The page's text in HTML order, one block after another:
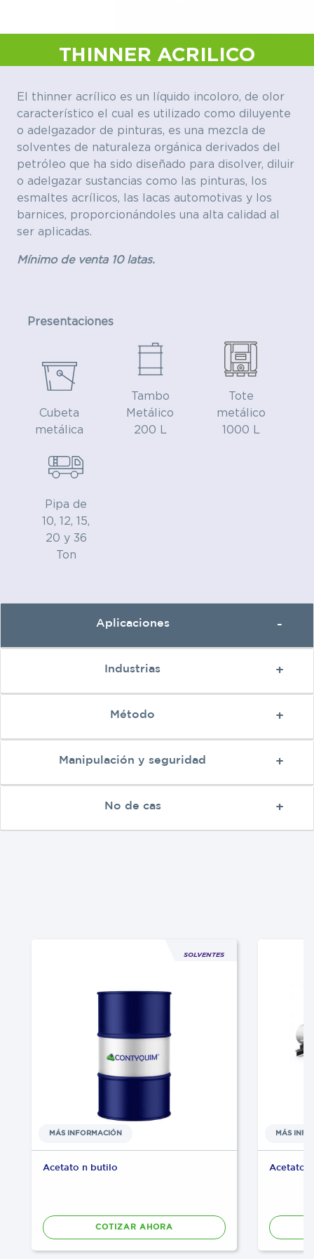
THINNER ACRILICO
El thinner acrílico es un líquido incoloro, de olor
característico el cual es utilizado como diluyente
o adelgazador de pinturas, es una mezcla de
solventes de naturaleza orgánica derivados del
petróleo que ha sido diseñado para disolver, diluir
o adelgazar sustancias como las pinturas, los
esmaltes acrílicos, las lacas automotivas y los
barnices, proporcionándoles una alta calidad al
ser aplicadas.
Mínimo de venta 10 latas.
Presentaciones
Cubeta
metálica
Tambo
Metálico
200 L
Tote
metálico
1000 L
Pipa de
10, 12, 15,
20 y 36
Ton
Aplicaciones
Industrias
Método
Manipulación y seguridad
No de cas
SOLVENTES
MÁS INFORMACIÓN
Acetato n butilo
COTIZAR AHORA
MÁS
Acetato